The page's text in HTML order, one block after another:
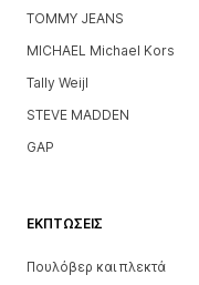
TOMMY JEANS
MICHAEL Michael Kors
Tally Weijl
STEVE MADDEN
GAP
ΕΚΠΤΏΣΕΙΣ
Πουλόβερ και πλεκτά